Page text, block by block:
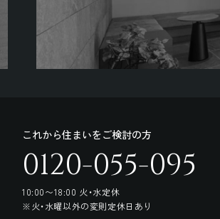
これから住まいをご検討の方
0120-055-095
10:00〜18:00 火・水定休
※火・水曜以外の変則定休日あり